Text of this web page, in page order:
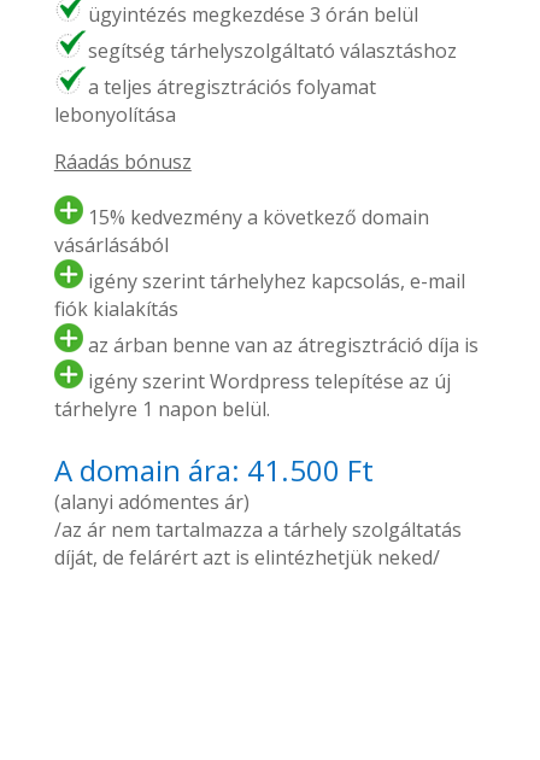
ügyintézés megkezdése 3 órán belül
segítség tárhelyszolgáltató választáshoz
a teljes átregisztrációs folyamat
lebonyolítása
Ráadás bónusz
15% kedvezmény a következő domain
vásárlásából
igény szerint tárhelyhez kapcsolás, e-mail
fiók kialakítás
az árban benne van az átregisztráció díja is
igény szerint Wordpress telepítése az új
tárhelyre 1 napon belül.
A domain ára: 41.500 Ft
(alanyi adómentes ár)
/az ár nem tartalmazza a tárhely szolgáltatás
díját, de felárért azt is elintézhetjük neked/